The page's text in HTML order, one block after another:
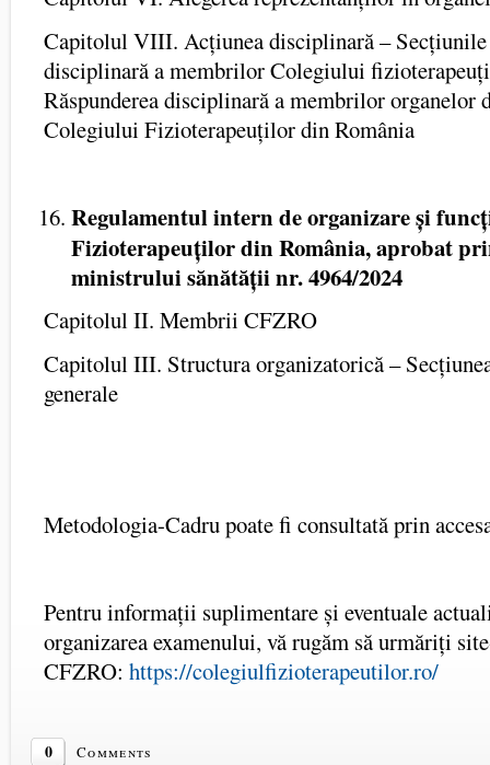
Capitolul VIII. Acțiunea disciplinară – Secțiunile
disciplinară a membrilor Colegiului
Răspunderea disciplinară a membrilor organelor
Colegiului Fizioterapeuților din România
Regulamentul intern de organizare și
Fizioterapeuților din România, aprobat
ministrului sănătății nr. 4964/2024
Capitolul II. Membrii CFZRO
Capitolul III. Structura organizatorică –
generale
Metodologia-Cadru poate fi consultată prin
Pentru informații suplimentare și eventuale
organizarea examenului, vă rugăm să urmăriți
CFZRO: https://colegiulfizioterapeutilor.ro/
0 Comments